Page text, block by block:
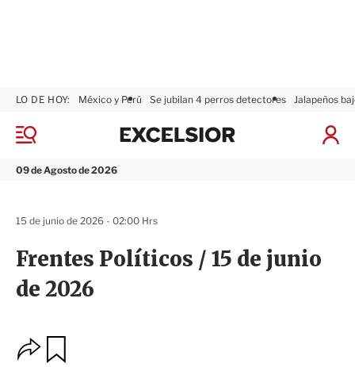
M
n
09 de Agosto de 2026
LO DE HOY: México y Perú Se jubilan 4 perros detectores Jalapeños
I
x
Frentes Políticos / 15 de junio
de 2026
15 de junio de 2026 - 02:00 Hrs
O
p